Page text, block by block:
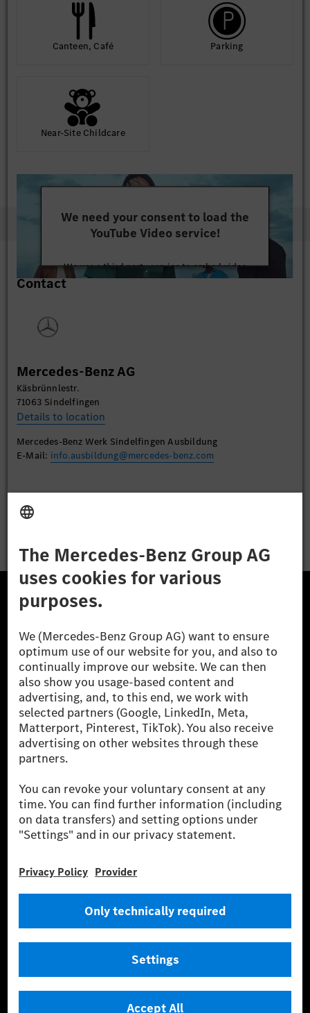
Canteen, Café Parking
Near-Site Childcare
We need your consent to load the
YouTube Video service!
We use a third party service to embed video
content that may collect data about your activity.
Contact
Mercedes-Benz AG
Käsbrünnlestr.
71063 Sindelfingen
Details to location
Mercedes-Benz Werk Sindelfingen Ausbildung
E-Mail: info.ausbildung@mercedes-benz.com
The Mercedes-Benz Group AG (former Daimler AG) is
one of the world's most successful automotive
companies. With Mercedes-Benz AG, we are one of
the leading global suppliers of premium and luxury
cars and vans. Mercedes-Benz Mobility AG offers
financing, leasing, car subscription and car rental,
fleet management, digital services for charging and
payment, insurance brokerage, as well as innovative
mobility services.
Learn more
Technical Support Hotline Contact
Locations
Do not sell or share my personal information (CCPA & CPRA)